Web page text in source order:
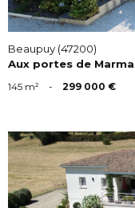
Beaupuy (47200)
Aux portes de
145 m² - 299 000 €